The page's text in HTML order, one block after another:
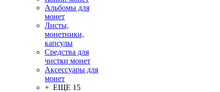
Альбомы для
монет
Листы,
монетники,
капсулы
Средства для
чистки монет
Аксессуары для
монет
+ ЕЩЕ 15